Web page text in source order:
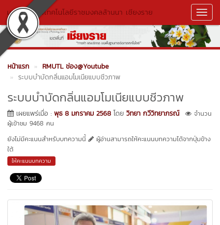
มหาวิทยาลัยเทคโนโลยีราชมงคลล้านนา เชียงราย
หน้าแรก
RMUTL ช่อง@Youtube
ระบบบำบัดกลิ่นแอมโมเนียแบบชีวภาพ
ระบบบำบัดกลิ่นแอมโมเนียแบบชีวภาพ
เผยแพร่เมื่อ : พุธ 8 มกราคม 2568 โดย วิทยา กวีวิทยาภรณ์
จำนวน
ผู้เข้าชม 9468 คน
ยังไม่มีคะแนนสำหรับบทความนี้
ผู้อ่านสามารถให้คะแนนบทความได้จากปุ่มข้าง
ใต้
ให้คะแนนบทความ